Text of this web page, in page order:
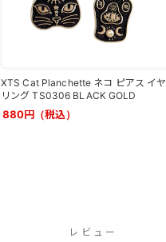
XTS Cat Planchette ネコ ピアス イヤ
リング TS0306 BLACK GOLD
880円（税込）
レビュー